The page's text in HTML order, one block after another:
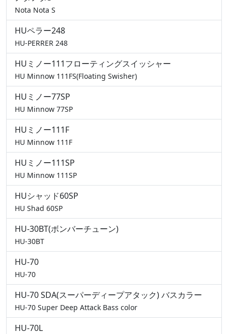
Nota Nota S
HUペラー248
HU-PERRER 248
HUミノー111フローティングスイッシャー
HU Minnow 111FS(Floating Swisher)
HUミノー77SP
HU Minnow 77SP
HUミノー111F
HU Minnow 111F
HUミノー111SP
HU Minnow 111SP
HUシャッド60SP
HU Shad 60SP
HU-30BT(ボンバーチューン)
HU-30BT
HU-70
HU-70
HU-70 SDA(スーパーディープアタック) バスカラー
HU-70 Super Deep Attack Bass color
HU-70L